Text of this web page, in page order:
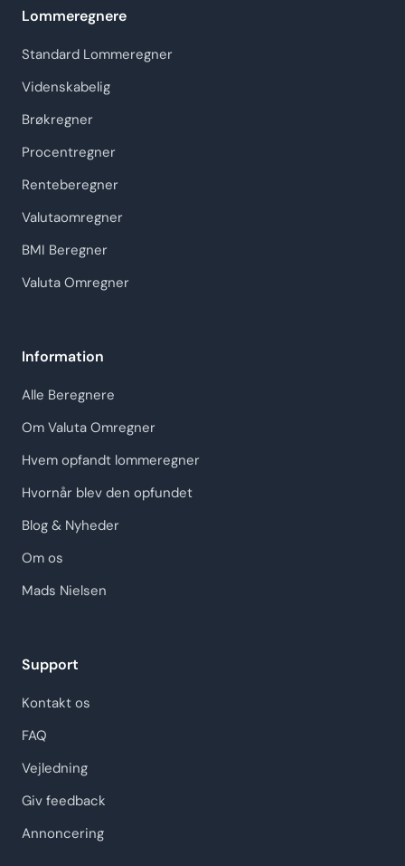
Lommeregnere
Standard Lommeregner
Videnskabelig
Brøkregner
Procentregner
Renteberegner
Valutaomregner
BMI Beregner
Valuta Omregner
Information
Alle Beregnere
Om Valuta Omregner
Hvem opfandt lommeregner
Hvornår blev den opfundet
Blog & Nyheder
Om os
Mads Nielsen
Support
Kontakt os
FAQ
Vejledning
Giv feedback
Annoncering